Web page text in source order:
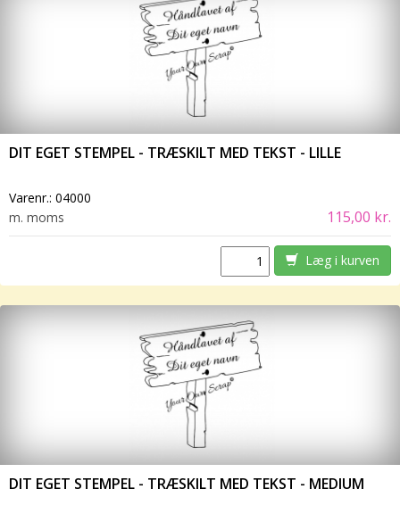
DIT EGET STEMPEL - TRÆSKILT MED TEKST - LILLE
Varenr.: 04000
m. moms
115,00 kr.
Læg i kurven
DIT EGET STEMPEL - TRÆSKILT MED TEKST - MEDIUM